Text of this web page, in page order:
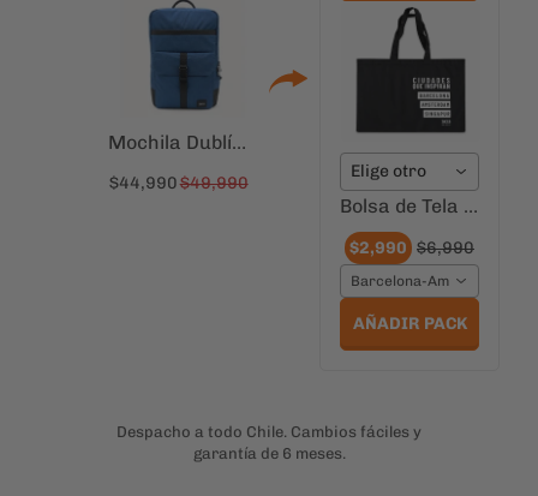
Mochila Dublín Azul Petroleo para Notebook 16" | Cierre Antirrobo
$44,990$49,990
Elige otro
Bolsa de Tela Ciudades que Inspiran Barcelona
$2,990 $6,990
Barcelona-
AÑADIR PACK
Despacho a todo Chile. Cambios fáciles y
garantía de 6 meses.